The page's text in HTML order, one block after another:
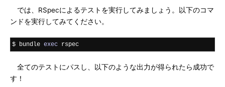
では、RSpecによるテストを実行してみましょう。以下のコマ
ンドを実行してみてください。
$ bundle exec rspec
全てのテストにパスし、以下のような出力が得られたら成功で
す！